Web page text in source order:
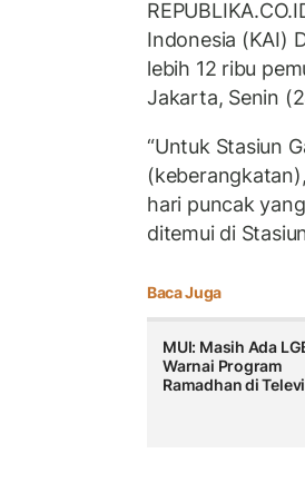
Indonesia (KAI)
lebih 12 ribu
Jakarta, Senin
“Untuk Stasiun
hari puncak
ditemui di
Baca Juga
MUI: Masih Ada
Warnai Program
Ramadhan di